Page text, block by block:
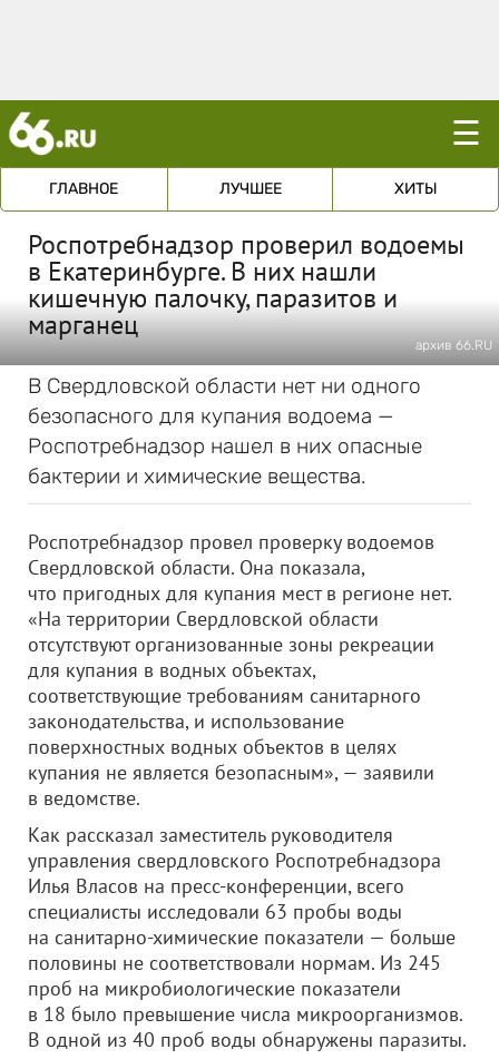
☰
ГЛАВНОЕ ЛУЧШЕЕ ХИТЫ
Роспотребнадзор проверил водоемы
в Екатеринбурге. В них нашли
кишечную палочку, паразитов и
марганец
архив 66.RU
В Свердловской области нет ни одного
безопасного для купания водоема —
Роспотребнадзор нашел в них опасные
бактерии и химические вещества.
Роспотребнадзор провел проверку водоемов
Свердловской области. Она показала,
что пригодных для купания мест в регионе нет.
«На территории Свердловской области
отсутствуют организованные зоны рекреации
для купания в водных объектах,
соответствующие требованиям санитарного
законодательства, и использование
поверхностных водных объектов в целях
купания не является безопасным», — заявили
в ведомстве.
Как рассказал заместитель руководителя
управления свердловского Роспотребнадзора
Илья Власов на пресс-конференции, всего
специалисты исследовали 63 пробы воды
на санитарно-химические показатели — больше
половины не соответствовали нормам. Из 245
проб на микробиологические показатели
в 18 было превышение числа микроорганизмов.
В одной из 40 проб воды обнаружены паразиты.